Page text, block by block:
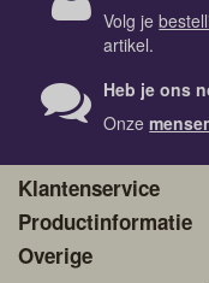
Volg je
artikel.
Heb je ons
Onze
Klantenservice
Productinformatie
Overige